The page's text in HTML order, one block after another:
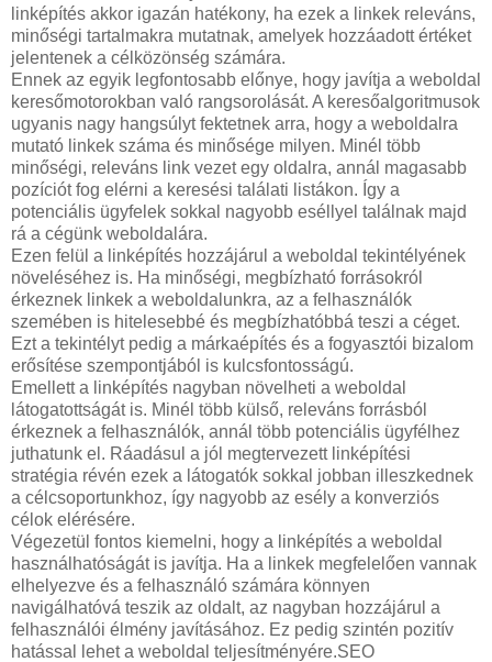
linképítés akkor igazán hatékony, ha ezek a linkek releváns,
minőségi tartalmakra mutatnak, amelyek hozzáadott értéket
jelentenek a célközönség számára.
Ennek az egyik legfontosabb előnye, hogy javítja a weboldal
keresőmotorokban való rangsorolását. A keresőalgoritmusok
ugyanis nagy hangsúlyt fektetnek arra, hogy a weboldalra
mutató linkek száma és minősége milyen. Minél több
minőségi, releváns link vezet egy oldalra, annál magasabb
pozíciót fog elérni a keresési találati listákon. Így a
potenciális ügyfelek sokkal nagyobb eséllyel találnak majd
rá a cégünk weboldalára.
Ezen felül a linképítés hozzájárul a weboldal tekintélyének
növeléséhez is. Ha minőségi, megbízható forrásokról
érkeznek linkek a weboldalunkra, az a felhasználók
szemében is hitelesebbé és megbízhatóbbá teszi a céget.
Ezt a tekintélyt pedig a márkaépítés és a fogyasztói bizalom
erősítése szempontjából is kulcsfontosságú.
Emellett a linképítés nagyban növelheti a weboldal
látogatottságát is. Minél több külső, releváns forrásból
érkeznek a felhasználók, annál több potenciális ügyfélhez
juthatunk el. Ráadásul a jól megtervezett linképítési
stratégia révén ezek a látogatók sokkal jobban illeszkednek
a célcsoportunkhoz, így nagyobb az esély a konverziós
célok elérésére.
Végezetül fontos kiemelni, hogy a linképítés a weboldal
használhatóságát is javítja. Ha a linkek megfelelően vannak
elhelyezve és a felhasználó számára könnyen
navigálhatóvá teszik az oldalt, az nagyban hozzájárul a
felhasználói élmény javításához. Ez pedig szintén pozitív
hatással lehet a weboldal teljesítményére.SEO